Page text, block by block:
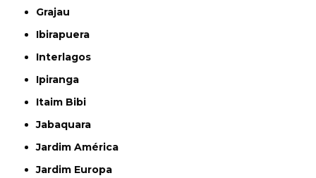
Grajau
Ibirapuera
Interlagos
Ipiranga
Itaim Bibi
Jabaquara
Jardim América
Jardim Europa